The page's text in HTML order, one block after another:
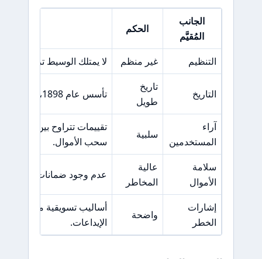
الجانب
المُقيَّم
الحكم
التنظيم غير منظم لا يمتلك الوسيط تراخيص
التاريخ
تاريخ
طويل
تأسس عام 1898، لكن دون أي إشراف تنظيمي فعّال.
آراء
المستخدمين
سلبية
سحب الأموال.
سلامة
الأموال
عالية
المخاطر
عدم وجود ضمانات لحماية
إشارات
الخطر
واضحة
أساليب تسويقية مشبوهة
الإيداعات.